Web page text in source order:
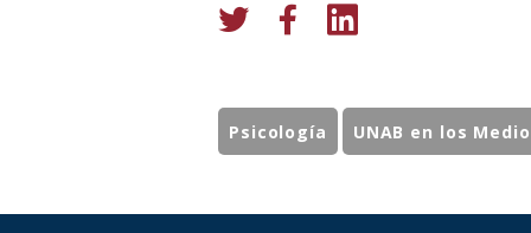
Psicología UNAB en los